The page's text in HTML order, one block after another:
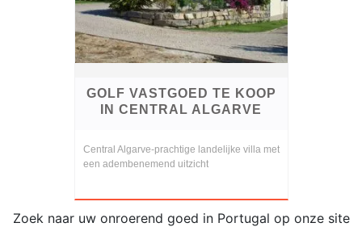
GOLF VASTGOED TE KOOP
IN CENTRAL ALGARVE
Central Algarve-prachtige landelijke villa met
een adembenemend uitzicht
Zoek naar uw onroerend goed in Portugal op onze site